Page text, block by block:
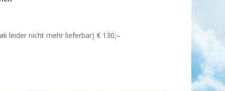
leider nicht mehr lieferbar) € 130,–